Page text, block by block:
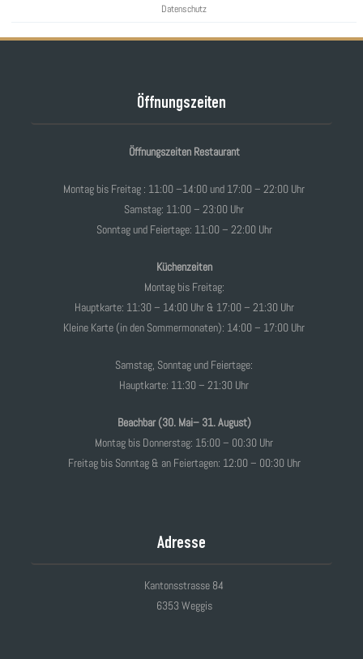
Datenschutz
Öffnungszeiten
Öffnungszeiten Restaurant
Montag bis Freitag : 11:00 –14:00 und 17:00 – 22:00 Uhr
Samstag: 11:00 – 23:00 Uhr
Sonntag und Feiertage: 11:00 – 22:00 Uhr
Küchenzeiten
Montag bis Freitag:
Hauptkarte: 11:30 – 14:00 Uhr & 17:00 – 21:30 Uhr
Kleine Karte (in den Sommermonaten): 14:00 – 17:00 Uhr
Samstag, Sonntag und Feiertage:
Hauptkarte: 11:30 – 21:30 Uhr
Beachbar (30. Mai– 31. August)
Montag bis Donnerstag: 15:00 – 00:30 Uhr
Freitag bis Sonntag & an Feiertagen: 12:00 – 00:30 Uhr
Adresse
Kantonsstrasse 84
6353 Weggis